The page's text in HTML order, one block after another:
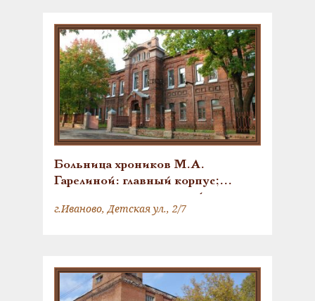
Больница хроников М.А.
Гарелиной: главный корпус;
часовня; сторожка; хозяйственные
постройки; ограда
г.Иваново, Детская ул., 2/7